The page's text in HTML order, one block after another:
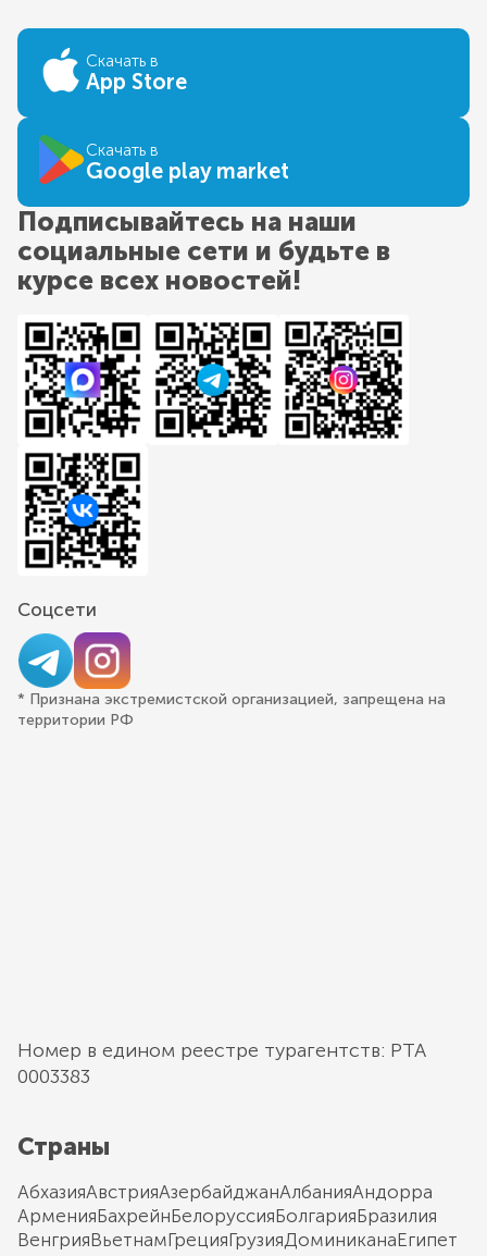
Скачать в
App Store
Скачать в
Google play market
Подписывайтесь на наши
социальные сети и будьте в
курсе всех новостей!
Соцсети
* Признана экстремистской организацией, запрещена на
территории РФ
Номер в едином реестре турагентств: РТА
0003383
Страны
АбхазияАвстрияАзербайджанАлбанияАндорра
АрменияБахрейнБелоруссияБолгарияБразилия
ВенгрияВьетнамГрецияГрузияДоминиканаЕгипет